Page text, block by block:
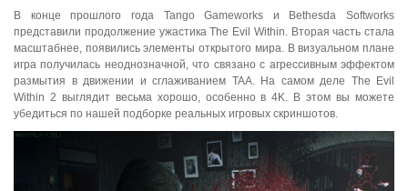
В конце прошлого года Tango Gameworks и Bethesda Softworks
представили продолжение ужастика The Evil Within. Вторая часть стала
масштабнее, появились элементы открытого мира. В визуальном плане
игра получилась неоднозначной, что связано с агрессивным эффектом
размытия в движении и сглаживанием TAA. На самом деле The Evil
Within 2 выглядит весьма хорошо, особенно в 4K. В этом вы можете
убедиться по нашей подборке реальных игровых скриншотов.